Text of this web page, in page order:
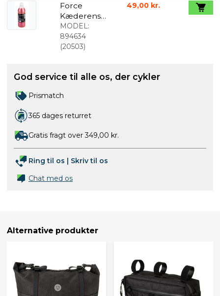
Force
Kæderens
500 ml
MODEL:
894634
(20503)
49,00 kr.
God service til alle os, der cykler
Prismatch
365 dages returret
Gratis fragt over 349,00 kr.
Ring til os | Skriv til os
Chat med os
Alternative produkter